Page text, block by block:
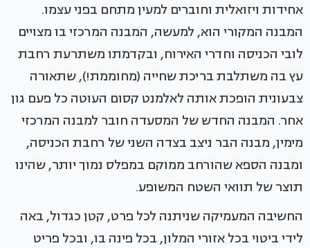
אחידות ויזואלית וחוברים למעין מתחם בפני עצמו.
המבנה המקורי הוא, למעשה, המבנה המרכזי בו מצויים
לובי הכניסה וחדרי האירוח, ובקדמתו משתרעת רחבת
עץ בה משתלבת בריכת שחייה (מחוממת!), שתאורה
צבעונית הופכת אותה לאלמנט קסום העוטה כל פעם גון
אחר. המבנה החדש של המסעדה חובר למבנה המרכזי
מימין, מבנה הבר ניצב בצדה השני של רחבת הכניסה,
ומבנה הספא שהורחב ממוקם במפלס נמוך יותר, שהינו
תוצר של תוואי השטח המשופע.
החשיבה המעמיקה שניתנה לכל פרט, קטן כגדול, באה
לידי ביטוי בכל אזורי המלון, בכל פינה בו, ובכל פריט